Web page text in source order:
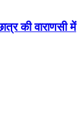
की वाराणसी में